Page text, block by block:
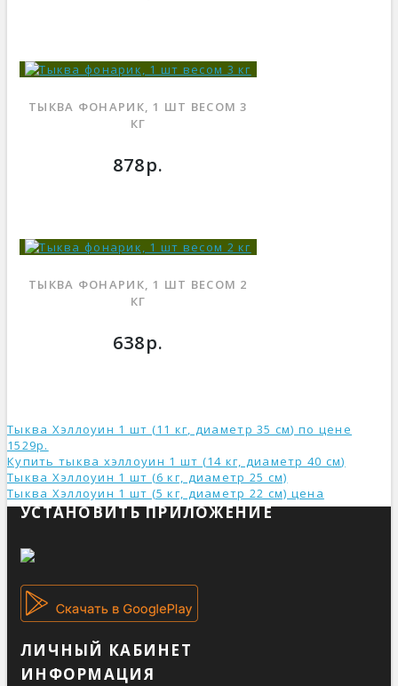
ТЫКВА ФОНАРИК, 1 ШТ ВЕСОМ 3
КГ
878р.
ТЫКВА ФОНАРИК, 1 ШТ ВЕСОМ 2
КГ
638р.
Тыква Хэллоуин 1 шт (11 кг, диаметр 35 см) по цене
1529р.
Купить тыква хэллоуин 1 шт (14 кг, диаметр 40 см)
Тыква Хэллоуин 1 шт (6 кг, диаметр 25 см)
Тыква Хэллоуин 1 шт (5 кг, диаметр 22 см) ценa
УСТАНОВИТЬ ПРИЛОЖЕНИЕ
ЛИЧНЫЙ КАБИНЕТ
ИНФОРМАЦИЯ